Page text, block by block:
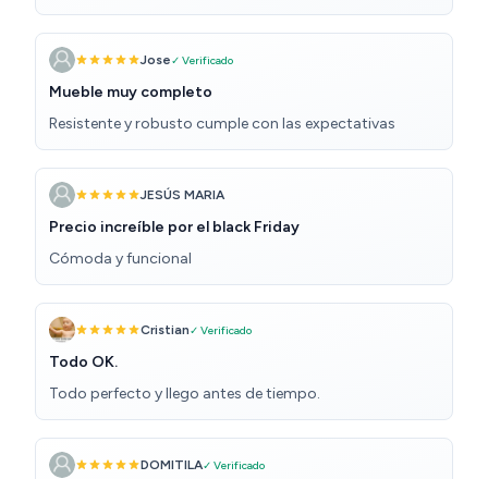
tener la superficie de cristal imagino que quien necesite
moverla o abrirla a menudo tendrá que tratarla con
cuidado. Y para rematar, tiene un cajón muuuuy ancho,
lo que hace más cómodo la colocación de cubiertos y
accesorios. Para mí , esta mesa tiene un sólido diez, que
traducido a estrellas se queda en la mitad, 5. :)
Jose✓ Verificado
Mueble muy completo
Resistente y robusto cumple con las expectativas
JESÚS MARIA
Precio increíble por el black Friday
Cómoda y funcional
Cristian✓ Verificado
Todo OK.
Todo perfecto y llego antes de tiempo.
DOMITILA✓ Verificado